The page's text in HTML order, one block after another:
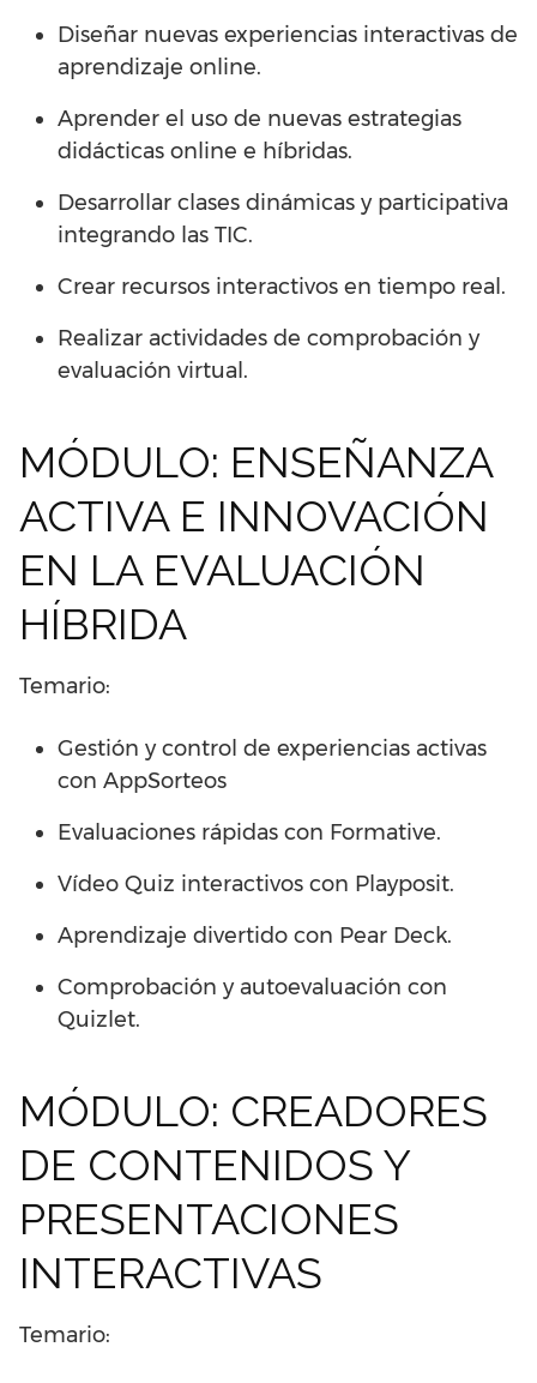
Diseñar nuevas experiencias interactivas de
aprendizaje online.
Aprender el uso de nuevas estrategias
didácticas online e híbridas.
Desarrollar clases dinámicas y participativa
integrando las TIC.
Crear recursos interactivos en tiempo real.
Realizar actividades de comprobación y
evaluación virtual.
MÓDULO: ENSEÑANZA
ACTIVA E INNOVACIÓN
EN LA EVALUACIÓN
HÍBRIDA
Temario:
Gestión y control de experiencias activas
con AppSorteos
Evaluaciones rápidas con Formative.
Vídeo Quiz interactivos con Playposit.
Aprendizaje divertido con Pear Deck.
Comprobación y autoevaluación con
Quizlet.
MÓDULO: CREADORES
DE CONTENIDOS Y
PRESENTACIONES
INTERACTIVAS
Temario: